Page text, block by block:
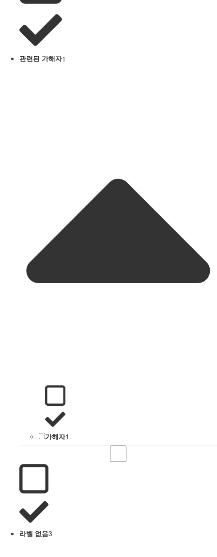
관련된 가해자1
가해자1
라벨 없음3